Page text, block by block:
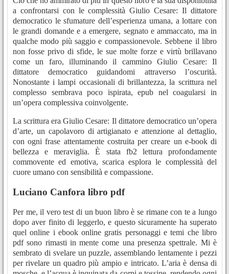
a confrontarsi con le complessità Giulio Cesare: Il dittatore
democratico le sfumature dell’esperienza umana, a lottare con
le grandi domande e a emergere, segnato e ammaccato, ma in
qualche modo più saggio e compassionevole. Sebbene il libro
non fosse privo di sfide, le sue molte forze e virtù brillavano
come un faro, illuminando il cammino Giulio Cesare: Il
dittatore democratico guidandomi attraverso l’oscurità.
Nonostante i lampi occasionali di brillantezza, la scrittura nel
complesso sembrava poco ispirata, epub nel coagularsi in
un’opera complessiva coinvolgente.
La scrittura era Giulio Cesare: Il dittatore democratico un’opera
d’arte, un capolavoro di artigianato e attenzione al dettaglio,
con ogni frase attentamente costruita per creare un e-book di
bellezza e meraviglia. È stata fb2 lettura profondamente
commovente ed emotiva, scarica esplora le complessità del
cuore umano con sensibilità e compassione.
Luciano Canfora libro pdf
Per me, il vero test di un buon libro è se rimane con te a lungo
dopo aver finito di leggerlo, e questo sicuramente ha superato
quel online i ebook online gratis personaggi e temi che libro
pdf sono rimasti in mente come una presenza spettrale. Mi è
sembrato di svelare un puzzle, assemblando lentamente i pezzi
per rivelare un quadro più ampio e intricato. L’aria è densa di